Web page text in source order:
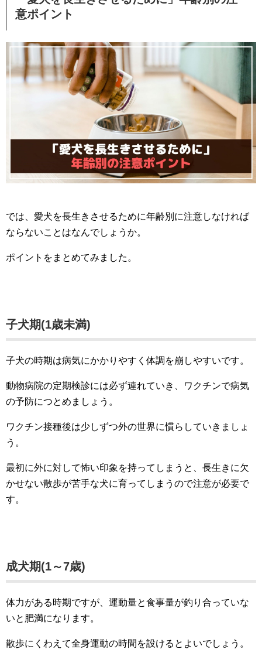
意ポイント
では、愛犬を長生きさせるために年齢別に注意しなければ
ならないことはなんでしょうか。
ポイントをまとめてみました。
子犬期(1歳未満)
子犬の時期は病気にかかりやすく体調を崩しやすいです。
動物病院の定期検診には必ず連れていき、ワクチンで病気
の予防につとめましょう。
ワクチン接種後は少しずつ外の世界に慣らしていきましょ
う。
最初に外に対して怖い印象を持ってしまうと、長生きに欠
かせない散歩が苦手な犬に育ってしまうので注意が必要で
す。
成犬期(1～7歳)
体力がある時期ですが、運動量と食事量が釣り合っていな
いと肥満になります。
散歩にくわえて全身運動の時間を設けるとよいでしょう。